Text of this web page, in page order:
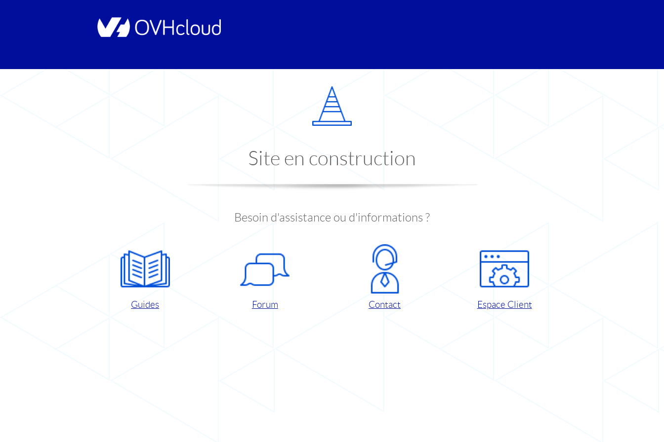
Site en construction
Besoin d'assistance ou d'informations ?
Guides Forum Contact Espace Client